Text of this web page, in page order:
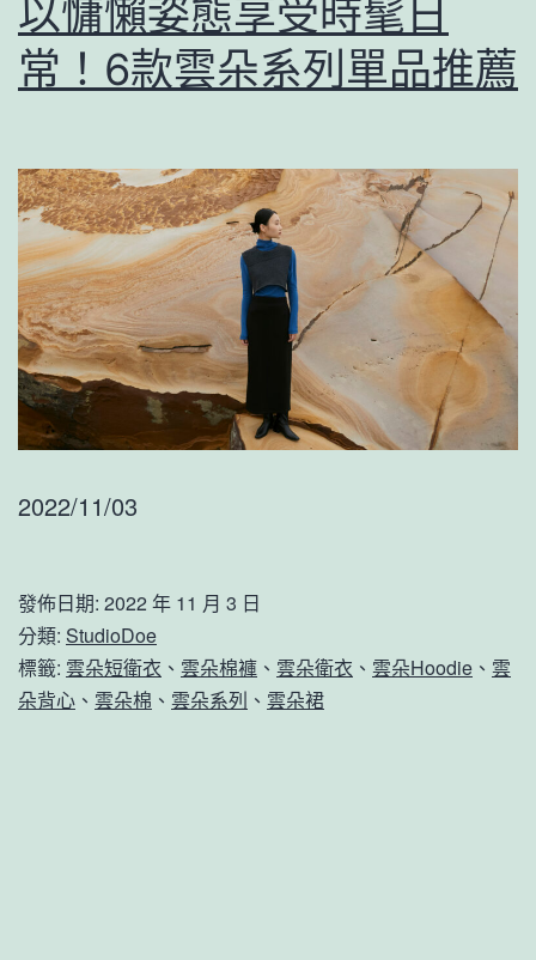
以慵懶姿態享受時髦日
常！6款雲朵系列單品推薦
2022/11/03
發佈日期: 2022 年 11 月 3 日
分類: StudioDoe
標籤: 雲朵短衛衣 、 雲朵棉褲 、 雲朵衛衣 、 雲朵Hoodie 、 雲
朵背心 、 雲朵棉 、 雲朵系列 、 雲朵裙